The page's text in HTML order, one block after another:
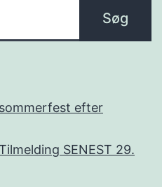
efter
SENEST 29.